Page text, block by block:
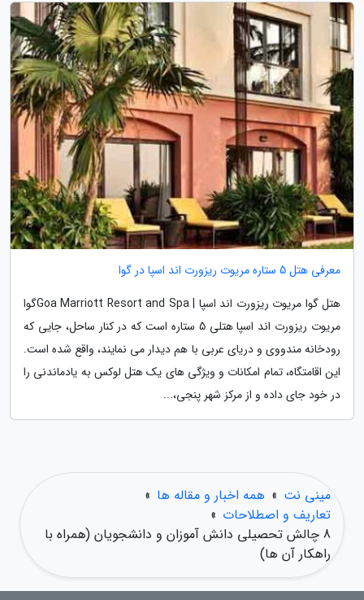
معرفی هتل 5 ستاره مریوت ریزورت اند اسپا در گوا
هتل گوا مریوت ریزورت اند اسپا | Goa Marriott Resort and Spaگوا
مریوت ریزورت اند اسپا هتلی 5 ستاره است که در کنار ساحل، جایی که
رودخانه مندووی و دریای عربی با هم دیدار می نمایند، واقع شده است.
این اقامتگاه، تمام امکانات و ویژگی های یک هتل لوکس به یادماندنی را
در خود جای داده و از مرکز شهر پنجی،...
مینی نت » همه اخبار و مقاله ها »
تعاریف و اصطلاحات »
8 چالش تحصیلی دانش آموزان و دانشجویان (همراه با
راهکار آن ها)